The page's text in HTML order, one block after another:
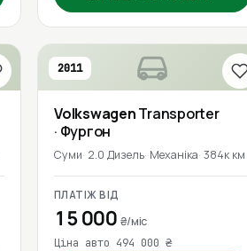
2011
VolkswagenTransporter
· Фургон
Суми 2.0 Дизель Механіка 384к км
ПЛАТІЖ ВІД
15 000 ₴/міс
Ціна авто 494 000 ₴